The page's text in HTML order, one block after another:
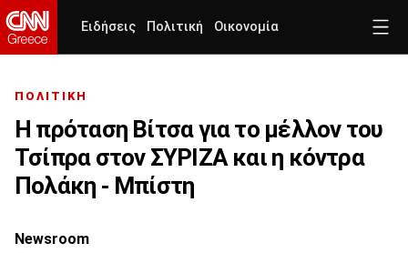
Ειδήσεις Πολιτική Οικονομία
ΠΟΛΙΤΙΚΗ
Η πρόταση Βίτσα για το μέλλον του
Τσίπρα στον ΣΥΡΙΖΑ και η κόντρα
Πολάκη - Μπίστη
Newsroom